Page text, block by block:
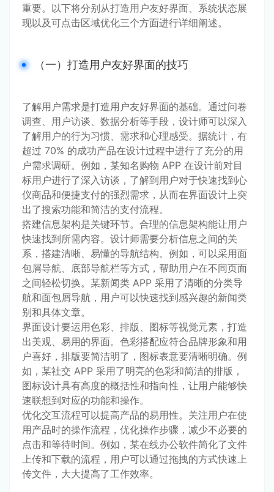
重要。以下将分别从打造用户友好界面、系统状态展
现以及可点击区域优化三个方面进行详细阐述。
（一）打造用户友好界面的技巧
了解用户需求是打造用户友好界面的基础。通过问卷
调查、用户访谈、数据分析等手段，设计师可以深入
了解用户的行为习惯、需求和心理感受。据统计，有
超过 70% 的成功产品在设计过程中进行了充分的用
户需求调研。例如，某知名购物 APP 在设计前对目
标用户进行了深入访谈，了解到用户对于快速找到心
仪商品和便捷支付的强烈需求，从而在界面设计上突
出了搜索功能和简洁的支付流程。
搭建信息架构是关键环节。合理的信息架构能让用户
快速找到所需内容。设计师需要分析信息之间的关
系，搭建清晰、易懂的导航结构。例如，可以采用面
包屑导航、底部导航栏等方式，帮助用户在不同页面
之间轻松切换。某新闻类 APP 采用了清晰的分类导
航和面包屑导航，用户可以快速找到感兴趣的新闻类
别和具体文章。
界面设计要运用色彩、排版、图标等视觉元素，打造
出美观、易用的界面。色彩搭配应符合品牌形象和用
户喜好，排版要简洁明了，图标表意要清晰明确。例
如，某社交 APP 采用了明亮的色彩和简洁的排版，
图标设计具有高度的概括性和指向性，让用户能够快
速联想到对应的功能和操作。
优化交互流程可以提高产品的易用性。关注用户在使
用产品时的操作流程，优化操作步骤，减少不必要的
点击和等待时间。例如，某在线办公软件简化了文件
上传和下载的流程，用户可以通过拖拽的方式快速上
传文件，大大提高了工作效率。